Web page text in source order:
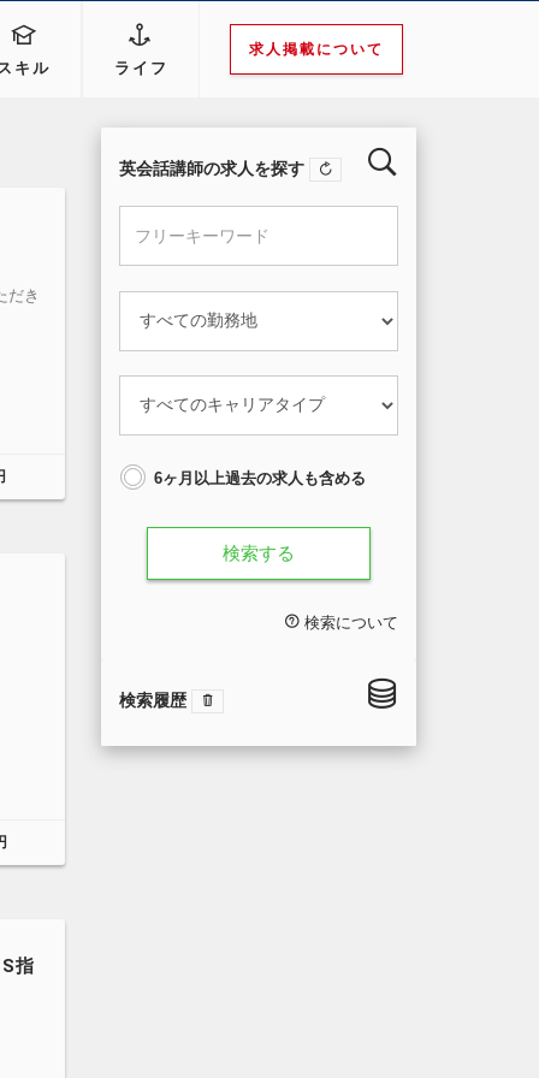
キル ライフ
求人掲載について
だき
指
英会話講師の求人を探す
6ヶ月以上過去の求人も含める
検索する
検索について
検索履歴